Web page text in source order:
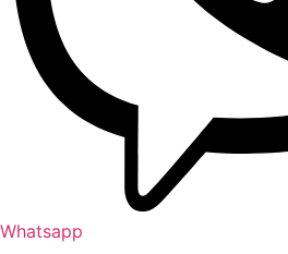
Whatsapp